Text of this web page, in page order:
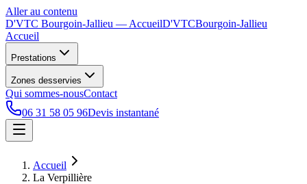
Aller au contenu
D'VTC Bourgoin-Jallieu — AccueilD'VTCBourgoin-Jallieu
Accueil
Prestations
Zones desservies
Qui sommes-nousContact
06 31 58 05 96Devis instantané
Accueil
La Verpillière